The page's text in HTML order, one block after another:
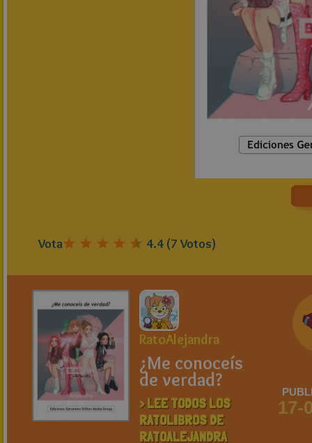
Vota 4.4 (7Votos)
RatoAlejandra
¿Me conoceís
de verdad?
> LEE TODOS LOS
RATOLIBROS DE
RATOALEJANDRA
17-